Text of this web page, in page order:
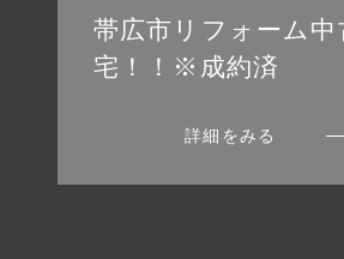
帯広市リフォーム中
宅！！※成約済
詳細をみる